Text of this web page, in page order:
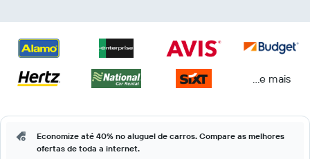
...e mais
Economize até 40% no aluguel de carros. Compare as melhores
ofertas de toda a internet.